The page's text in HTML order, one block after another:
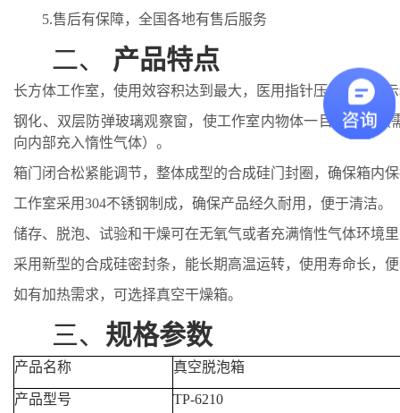
5.售后有保障，全国各地有售后服务
二、 产品特点
长方体工作室，使用效容积达到最大，医用指针压力表，显
钢化、双层防弹玻璃观察窗，使工作室内物体一目了然；（
向内部充入惰性气体）。
箱门闭合松紧能调节，整体成型的合成硅门封圈，确保箱内
工作室采用304不锈钢制成，确保产品经久耐用，便于清洁。
储存、脱泡、试验和干燥可在无氧气或者充满惰性气体环境
采用新型的合成硅密封条，能长期高温运转，使用寿命长，
如有加热需求，可选择真空干燥箱。
三、 规格参数
产品名称 真空脱泡箱
产品型号 TP-6210